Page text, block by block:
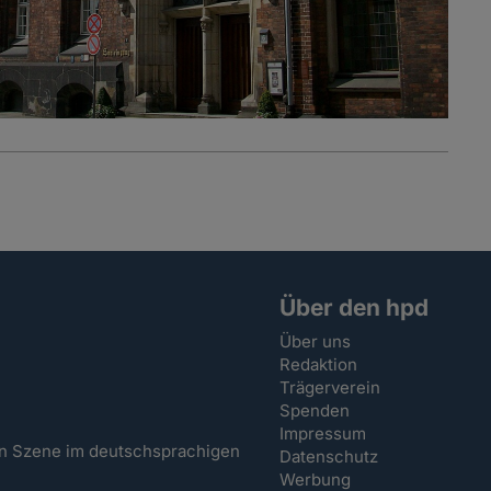
Szene im deutschsprachigen
Über den hpd
Über uns
Redaktion
Trägerverein
Spenden
Impressum
Datenschutz
Werbung